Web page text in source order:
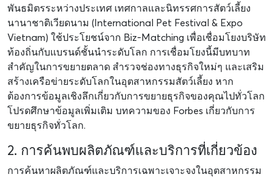
พันธมิตรระหว่างประเทศ เทศกาลและนิทรรศการสัตว์เลี้ยง
นานาชาติเวียดนาม (International Pet Festival & Expo
Vietnam) ใช้ประโยชน์จาก Biz-Matching เพื่อเชื่อมโยงบริษัท
ท้องถิ่นกับแบรนด์ชั้นนำระดับโลก การเชื่อมโยงนี้มีบทบาท
สำคัญในการขยายตลาด สำรวจช่องทางธุรกิจใหม่ๆ และเสริม
สร้างเครือข่ายระดับโลกในอุตสาหกรรมสัตว์เลี้ยง หาก
ต้องการข้อมูลเชิงลึกเกี่ยวกับการขยายธุรกิจของคุณไปทั่วโลก
โปรดศึกษาข้อมูลเพิ่มเติม บทความของ Forbes เกี่ยวกับการ
ขยายธุรกิจทั่วโลก.
2. การค้นพบผลิตภัณฑ์และบริการที่เกี่ยวข้อง
การค้นหาผลิตภัณฑ์และบริการเฉพาะเจาะจงในอุตสาหกรรม